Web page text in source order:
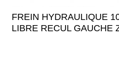
FREIN HYDRAULIQUE
LIBRE RECUL GAUCHE